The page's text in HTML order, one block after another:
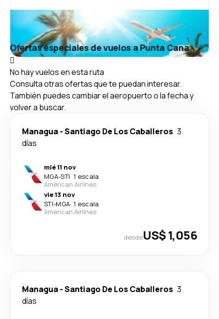
Ofertas especiales de vuelos a Punta Cana
No hay vuelos en esta ruta
Consulta otras ofertas que te puedan interesar.
También puedes cambiar el aeropuerto o la fecha y
volver a buscar.
Managua-Santiago De Los Caballeros 3
días
mié 11 nov
MGA-STI· 1 escala
American Airlines
vie 13 nov
STI-MGA· 1 escala
American Airlines
desdeUS$ 1,056
Managua-Santiago De Los Caballeros 3
días